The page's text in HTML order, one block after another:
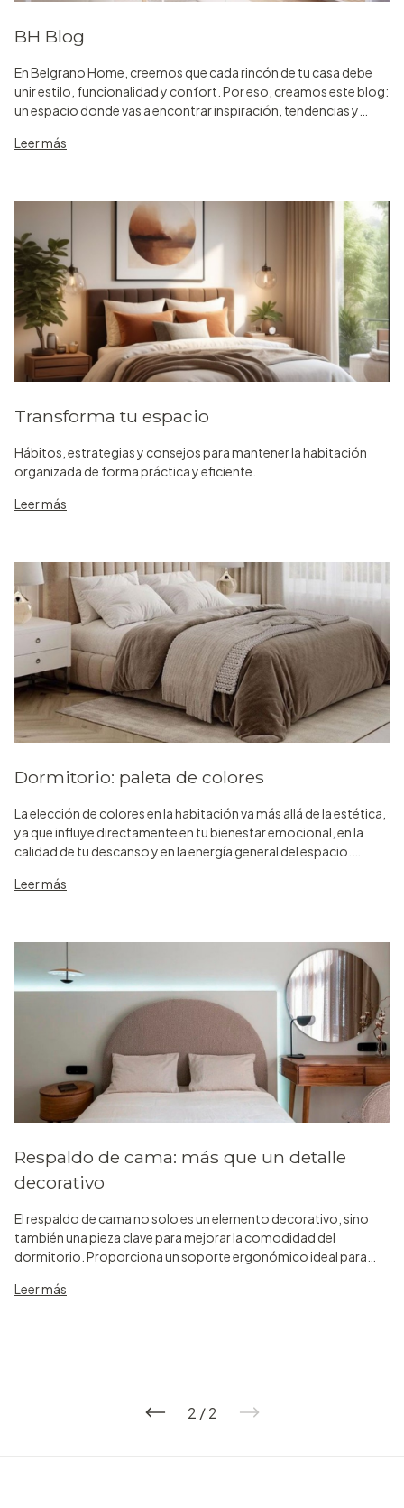
BH Blog
En Belgrano Home, creemos que cada rincón de tu casa debe
unir estilo, funcionalidad y confort. Por eso, creamos este blog:
un espacio donde vas a encontrar inspiración, tendencias y
Leer más
Transforma tu espacio
Hábitos, estrategias y consejos para mantener la habitación
organizada de forma práctica y eficiente.
Leer más
Dormitorio: paleta de colores
La elección de colores en la habitación va más allá de la estética,
ya que influye directamente en tu bienestar emocional, en la
calidad de tu descanso y en la energía general del espacio.
dormitor
Leer más
Respaldo de cama: más que un detalle
decorativo
El respaldo de cama no solo es un elemento decorativo, sino
también una pieza clave para mejorar la comodidad del
dormitorio. Proporciona un soporte ergonómico ideal para
pared del desgaste y manchas.
Leer más
2 / 2